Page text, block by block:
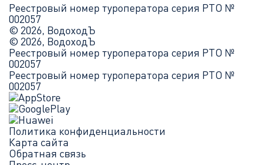
Реестровый номер туроператора серия РТО №
002057
© 2026, ВодоходЪ
© 2026, ВодоходЪ
Реестровый номер туроператора серия РТО №
002057
Реестровый номер туроператора серия РТО №
002057
Политика конфиденциальности
Карта сайта
Обратная связь